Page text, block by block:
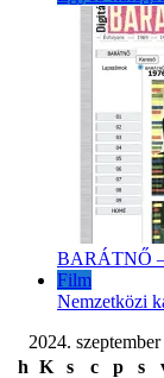
BARÁTNŐ
Film
Nemzetközi
2024. szeptember
h K s c p s